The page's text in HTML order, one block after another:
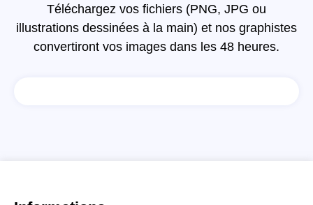
Téléchargez vos fichiers (PNG, JPG ou
illustrations dessinées à la main) et nos graphistes
convertiront vos images dans les 48 heures.